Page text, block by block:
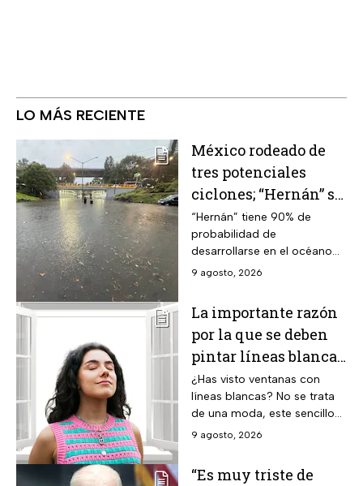
LO MÁS RECIENTE
México rodeado de
tres potenciales
ciclones; “Hernán” se
coloca en el mapa del
Pacífico
“Hernán” tiene 90% de
probabilidad de
desarrollarse en el océano
Pacífico; lloverá muy fuerte
9 agosto, 2026
La importante razón
por la que se deben
pintar líneas blancas
en las ventanas
¿Has visto ventanas con
líneas blancas? No se trata
de una moda, este sencillo
truco puede ayudar a salvar
9 agosto, 2026
“Es muy triste de